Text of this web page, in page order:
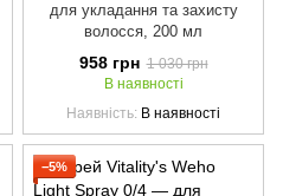
для укладання та захисту
волосся, 200 мл
958 грн 1 030 грн
В наявності
Наявність В наявності
−5%